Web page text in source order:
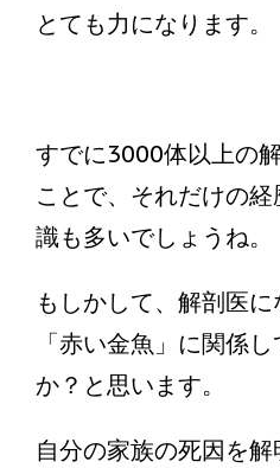
とても力になります。
すでに3000体以上の
ことで、それだけの
識も多いでしょうね。
もしかして、解剖医
「赤い金魚」に関係
か？と思います。
自分の家族の死因を